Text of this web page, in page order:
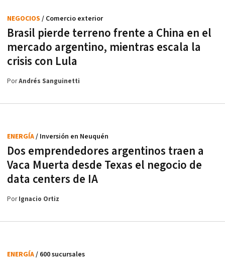
Brasil pierde terreno frente a China en el
mercado argentino, mientras escala la
crisis con Lula
NEGOCIOS / Comercio exterior
PorAndrés Sanguinetti
Dos emprendedores argentinos traen a
Vaca Muerta desde Texas el negocio de
data centers de IA
ENERGÍA/ Inversión en Neuquén
PorIgnacio Ortiz
ENERGÍA/ 600 sucursales